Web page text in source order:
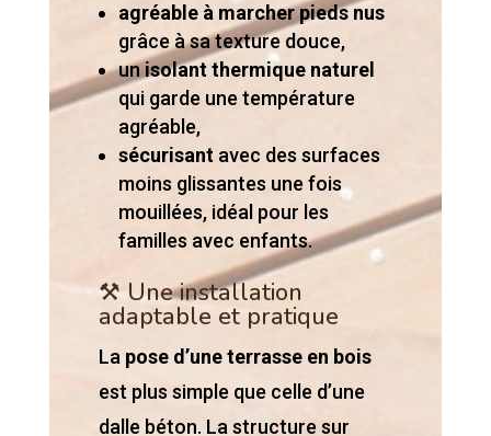
agréable à marcher pieds nus
grâce à sa texture douce,
unisolant thermique naturel
qui garde une température
agréable,
sécurisantavec des surfaces
moins glissantes une fois
mouillées, idéal pour les
familles avec enfants.
⚒️ Une installation
adaptable et pratique
La pose d’une terrasse en bois
est plus simple que celle d’une
dalle béton. La structure sur